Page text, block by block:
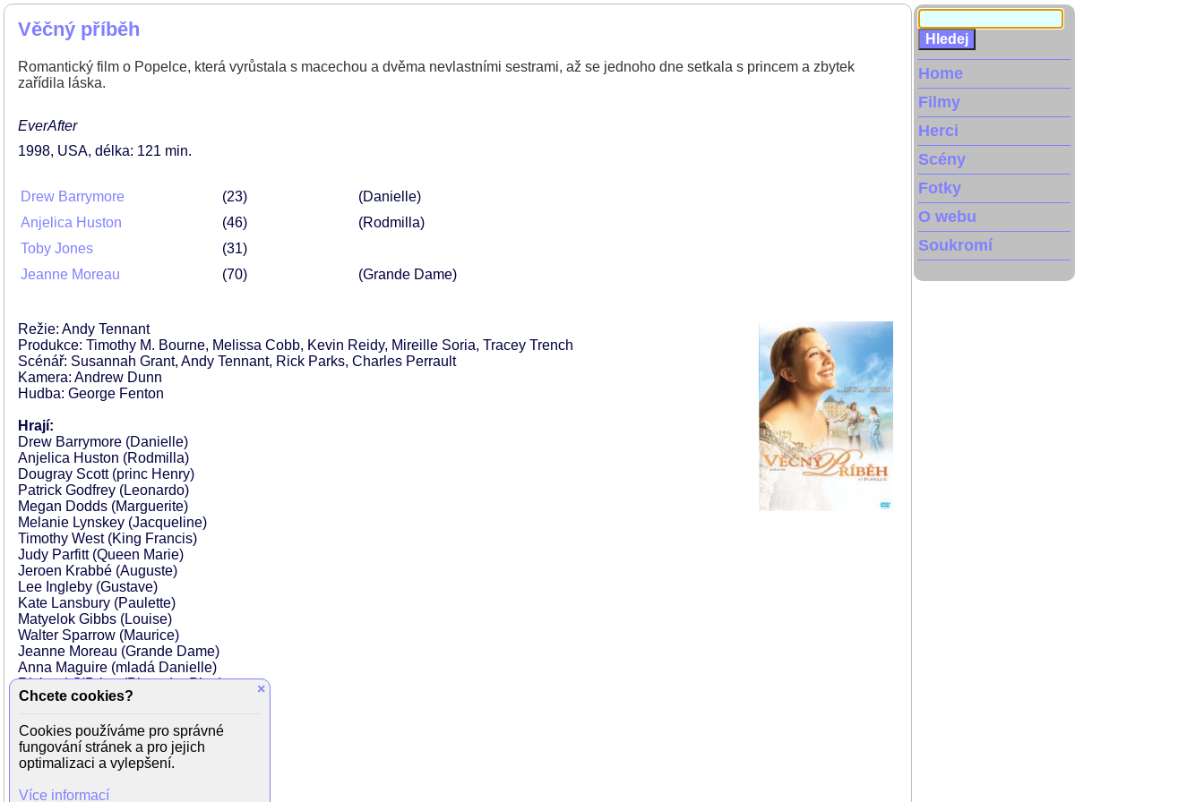
Věčný příběh
Romantický film o Popelce, která vyrůstala s macechou a dvěma nevlastními sestrami, až se jednoho dne setkala s princem a zbytek
zařídila láska.
EverAfter
1998 USA délka: 121 min
Drew Barrymore 23
(Danielle)
Anjelica Huston
46
(Rodmilla)
Toby Jones
31
Jeanne Moreau
70 (Grande Dame)
Režie: Andy Tennant
Produkce: Timothy M. Bourne, Melissa Cobb, Kevin Reidy, Mireille Soria, Tracey Trench
Scénář: Susannah Grant, Andy Tennant, Rick Parks, Charles Perrault
Kamera: Andrew Dunn
Hudba: George Fenton
Hrají:
Drew Barrymore (Danielle)
Anjelica Huston (Rodmilla)
Dougray Scott (princ Henry)
Patrick Godfrey (Leonardo)
Megan Dodds (Marguerite)
Melanie Lynskey (Jacqueline)
Timothy West (King Francis)
Judy Parfitt (Queen Marie)
Jeroen Krabbé (Auguste)
Lee Ingleby (Gustave)
Kate Lansbury (Paulette)
Matyelok Gibbs (Louise)
Walter Sparrow (Maurice)
Jeanne Moreau (Grande Dame)
Anna Maguire (mladá Danielle)
Richard O'Brien (Pierre Le Pieu)
Peter Gunn (kapitán Laurent)
Andy Henderson (Jacob Grimm)
Toby Jones (Royal Page)
Al Ashton (Cargomaster)
Howard Attfield (klenotník)
Home
Filmy
Herci
Scény
Fotky
O webu
Soukromí
×
Chcete cookies?
Cookies používáme pro správné
fungování stránek a pro jejich
optimalizaci a vylepšení.
Více informací